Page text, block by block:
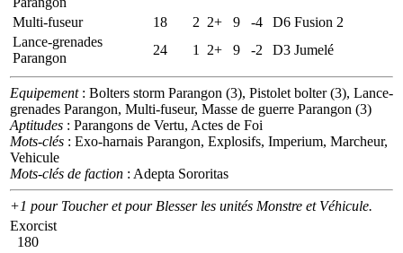
Multi-fuseur
18 2 2+ 9 -4 D6 Fusion 2
Lance-grenades
Parangon
24 1 2+ 9 -2 D3 Jumelé
Equipement: Bolters storm Parangon (3), Pistolet bolter (3), Lance-
grenades Parangon, Multi-fuseur, Masse de guerre Parangon (3)
Aptitudes : Parangons de Vertu, Actes de Foi
Mots-clés : Exo-harnais Parangon, Explosifs, Imperium, Marcheur,
Vehicule
Mots-clés de faction : Adepta Sororitas
+1 pour Toucher et pour Blesser les unités Monstre et Véhicule.
Exorcist
180